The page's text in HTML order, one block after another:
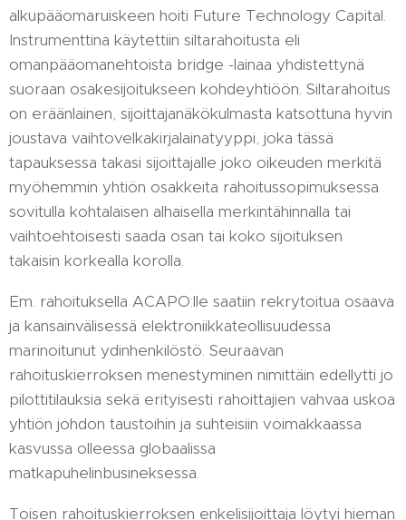
alkupääomaruiskeen hoiti Future Technology Capital.
Instrumenttina käytettiin siltarahoitusta eli
omanpääomanehtoista bridge -lainaa yhdistettynä
suoraan osakesijoitukseen kohdeyhtiöön. Siltarahoitus
on eräänlainen, sijoittajanäkökulmasta katsottuna hyvin
joustava vaihtovelkakirjalainatyyppi, joka tässä
tapauksessa takasi sijoittajalle joko oikeuden merkitä
myöhemmin yhtiön osakkeita rahoitussopimuksessa
sovitulla kohtalaisen alhaisella merkintähinnalla tai
vaihtoehtoisesti saada osan tai koko sijoituksen
takaisin korkealla korolla.
Em. rahoituksella ACAPO:lle saatiin rekrytoitua osaava
ja kansainvälisessä elektroniikkateollisuudessa
marinoitunut ydinhenkilöstö. Seuraavan
rahoituskierroksen menestyminen nimittäin edellytti jo
pilottitilauksia sekä erityisesti rahoittajien vahvaa uskoa
yhtiön johdon taustoihin ja suhteisiin voimakkaassa
kasvussa olleessa globaalissa
matkapuhelinbusineksessa.
Toisen rahoituskierroksen enkelisijoittaja löytyi hieman